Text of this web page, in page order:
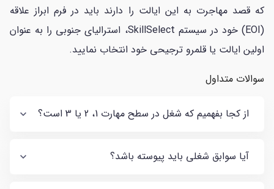
که قصد مهاجرت به این ایالت را دارند باید در فرم ابراز علاقه
(EOI) خود در سیستم SkillSelect، استرالیای جنوبی را به عنوان
اولین ایالت یا قلمرو ترجیحی خود انتخاب نمایید.
سوالات متداول
از کجا بفهمیم که شغل در سطح مهارت 1، 2 یا 3 است؟
آیا سوابق شغلی باید پیوسته باشد؟